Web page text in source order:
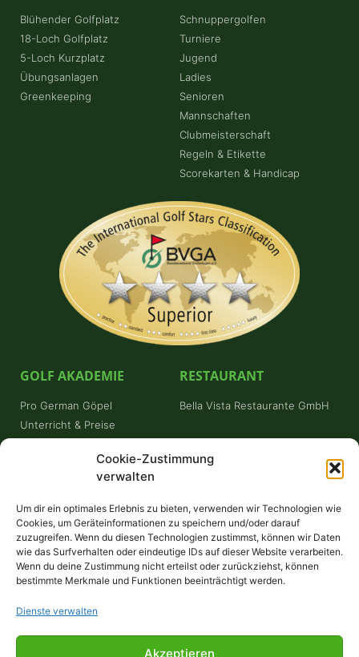
Cookie-Zustimmung
verwalten
Um dir ein optimales Erlebnis zu bieten, verwenden wir Technologien wie
Cookies, um Geräteinformationen zu speichern und/oder darauf
zuzugreifen. Wenn du diesen Technologien zustimmst, können wir Daten
wie das Surfverhalten oder eindeutige IDs auf dieser Website verarbeiten.
Wenn du deine Zustimmung nicht erteilst oder zurückziehst, können
bestimmte Merkmale und Funktionen beeinträchtigt werden.
Dienste verwalten
Akzeptieren
Blühender Golfplatz
18-Loch Golfplatz
5-Loch Kurzplatz
Übungsanlagen
Greenkeeping
Schnuppergolfen
Turniere
Jugend
Ladies
Senioren
Mannschaften
Clubmeisterschaft
Regeln & Etikette
Scorekarten & Handicap
GOLF AKADEMIE
Pro German Göpel
Unterricht & Preise
Trainerstunde buchen
RESTAURANT
Bella Vista Restaurante GmbH
FÜR GÄSTE
Willkommen!
Greenfee
Unterkünfte
© GolfPark Gerolsbach 2024